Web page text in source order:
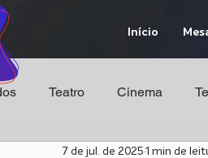
Início
Teatro Cinema
7 de jul. de 2025 1 min de